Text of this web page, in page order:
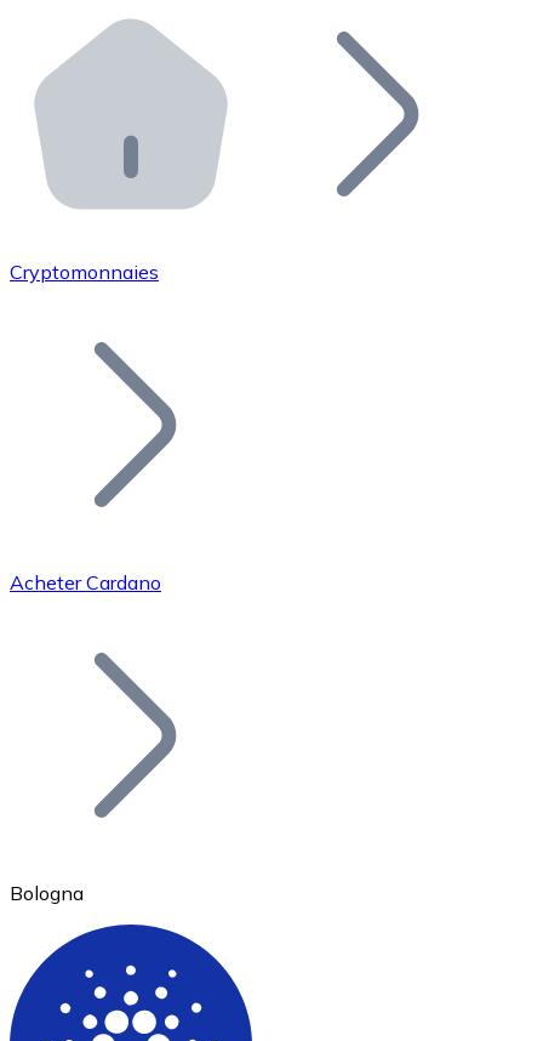
Distributeurs automatiques Bitnovo
Intégrez un ATM Bitnovo dans votre entreprise et
API Bitnovo
Intégrez notre API dans votre écosystème.
Rejoignez notre réseau de distributeurs et
Ajoutez le token de votre projet à notre service
Bitcoin
Ethereum
Cryptomonnaies
Acheter Cardano
Bologna